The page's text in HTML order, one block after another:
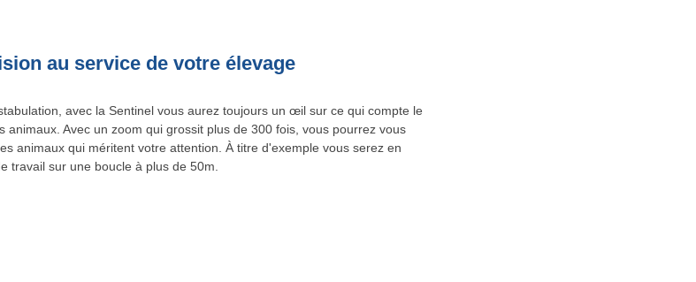
au service de votre élevage
avec la Sentinel vous aurez toujours un œil sur ce qui compte le
animaux. Avec un zoom qui grossit plus de 300 fois, vous pourrez vous
animaux qui méritent votre attention. À titre d'exemple vous serez en
travail sur une boucle à plus de 50m.